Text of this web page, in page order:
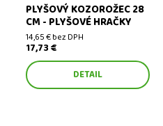
PLYŠOVÝ KOZOROŽEC 28
CM - PLYŠOVÉ HRAČKY
14,65 € bez DPH
17,73 €
DETAIL